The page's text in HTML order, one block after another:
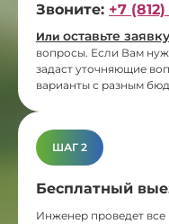
Звоните: +7
Или оставьте заявку
вопросы. Если Вам
задаст уточняющие
варианты с разным
ШАГ 2
Бесплатный
Инженер проведет